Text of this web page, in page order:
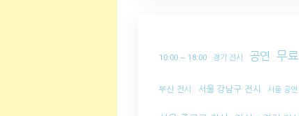
10:00 ~ 18:00 경기 전시 공연 무료
부산 전시 서울 강남구 전시 서울 공연